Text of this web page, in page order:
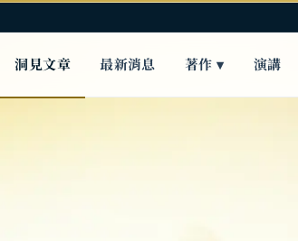
洞見文章 最新消息 著作 ▾ 演講